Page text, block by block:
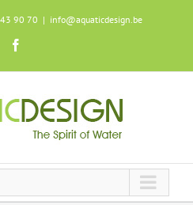
90 70 | info@aquaticdesign.be